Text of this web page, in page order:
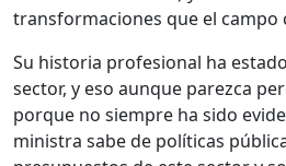
transformaciones que el campo
Su historia profesional ha
sector, y eso aunque parezca
porque no siempre ha sido
ministra sabe de políticas